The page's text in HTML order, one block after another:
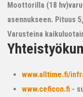
Moottorilla (18
asennukseen. Pituus
Varusteina
www.alltime.fi/
www.ceficon.fi -